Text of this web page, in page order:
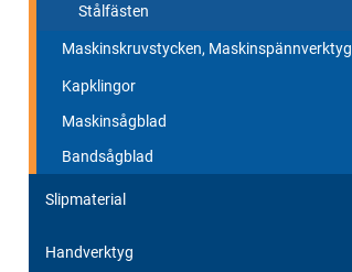
Stålfästen
Maskinskruvstycken, Maskinspännverktyg
Kapklingor
Maskinsågblad
Bandsågblad
Slipmaterial
Handverktyg